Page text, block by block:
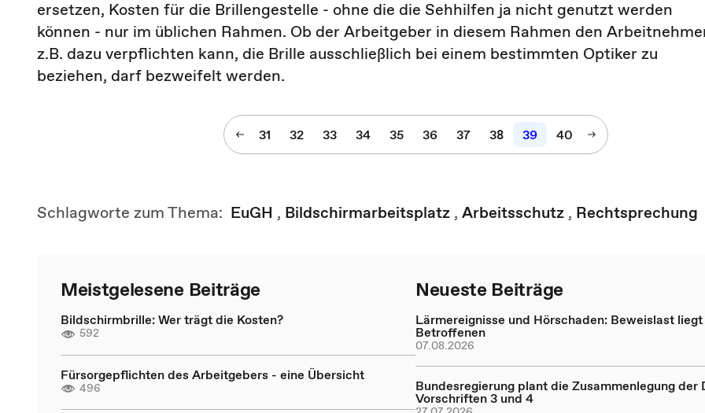
ersetzen, Kosten für die Brillengestelle - ohne die die Sehhilfen ja nicht genutzt werden
können - nur im üblichen Rahmen. Ob der Arbeitgeber in diesem Rahmen den
z.B. dazu verpflichten kann, die Brille ausschließlich bei einem bestimmten Optiker zu
beziehen, darf bezweifelt werden.
31 32 33 34 35 36 37 38 39 40
Schlagworte zum Thema: EuGH , Bildschirmarbeitsplatz , Arbeitsschutz , Rechtsprechung
Meistgelesene Beiträge
Bildschirmbrille: Wer trägt die Kosten?
592
Fürsorgepflichten des Arbeitgebers - eine Übersicht
496
Neueste Beiträge
Lärmereignisse und Hörschaden: Beweislast
Betroffenen
07.08.2026
Bundesregierung plant die Zusammenlegung der
Vorschriften 3 und 4